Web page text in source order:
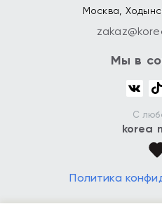
Москва,
Мы в
С
korea
Политика